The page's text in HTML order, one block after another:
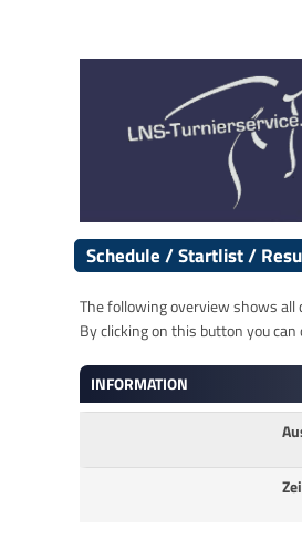
Schedule / Startlist /
The following overview shows
By clicking on this button you
INFORMATION